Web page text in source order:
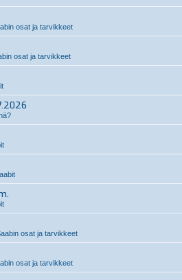
osat ja tarvikkeet
osat ja tarvikkeet
osat ja tarvikkeet
osat ja tarvikkeet